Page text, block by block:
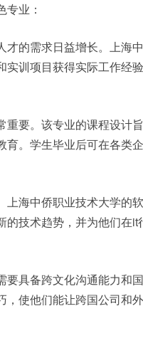
业：
的需求日益增长。上海
训项目获得实际工作经
要。该专业的课程设计
。学生毕业后可在各类
海中侨职业技术大学的
技术趋势，并为他们在it
具备跨文化沟通能力和
使他们能让跨国公司和